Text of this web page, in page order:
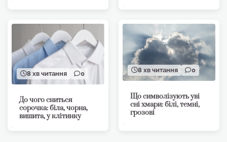
8 хв читання 0
До чого сниться
сорочка: біла, чорна,
вишита, у клітинку
8 хв читання 0
Що символізують уві
сні хмари: білі, темні,
грозові